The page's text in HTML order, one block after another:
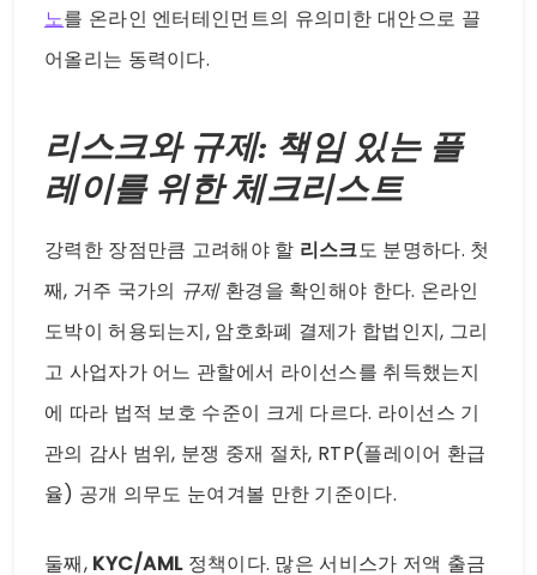
노를 온라인 엔터테인먼트의 유의미한 대안으로 끌
어올리는 동력이다.
리스크와 규제: 책임 있는 플
레이를 위한 체크리스트
강력한 장점만큼 고려해야 할 리스크도 분명하다. 첫
째, 거주 국가의 규제환경을 확인해야 한다. 온라인
도박이 허용되는지, 암호화폐 결제가 합법인지, 그리
고 사업자가 어느 관할에서 라이선스를 취득했는지
에 따라 법적 보호 수준이 크게 다르다. 라이선스 기
관의 감사 범위, 분쟁 중재 절차, RTP(플레이어 환급
율) 공개 의무도 눈여겨볼 만한 기준이다.
둘째, KYC/AML정책이다. 많은 서비스가 저액 출금